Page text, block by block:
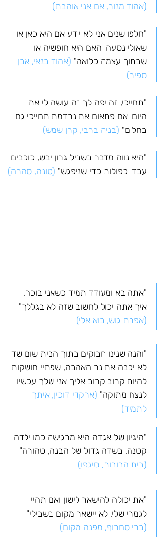
(אהוד מנור, אם אני אוהבת)
"חלפו שנים אני לא יודע אם היא כאן או
שאולי נסעה, האם היא חופשיה או
שבתוך עצמה כלואה" (אהוד בנאי, אבן
ספיר)
"תחייכי, זה יפה לך זה עושה לי את
היום, אם פתאום את נרדמת תחייכי גם
בחלום" (בניה ברבי, קרן שמש)
"היא נווה מדבר בשביל גרון יבש, כוכבים
עבדו כפולות כדי שניפגש" (טונה, סהרה)
"אתה בא ומעודד תמיד כשאני בוכה,
איך אתה יכול לחשוב שזה לא בגללך"
(אפרת גוש, בוא אלי)
"והנה שנינו חבוקים בתוך הבית שום שד
לא יכבה את נר האהבה, שפתיי חושקות
להיות קרוב קרוב אליך אני שלך עכשיו
לנצח מתוקה" (ארקדי דוכין, איתך
לתמיד)
"היגיון של אגדה היא מרגישה כמו ילדה
קטנה, בשדה גדול של הבנה, טהורה"
(בית הבובות, סיגפו)
"את יכולה להישאר לישון ואם תהיי
לגמרי שלי, לא יישאר מקום בשבילי"
(ברי סחרוף, מפנה מקום)